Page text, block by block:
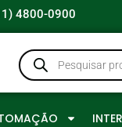
4800-0900